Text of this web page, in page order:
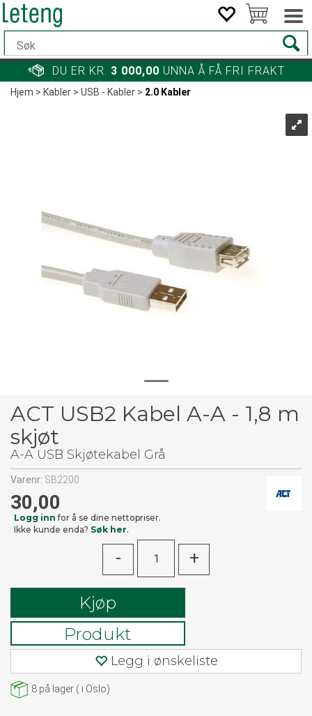
DU ER KR. 3 000,00 UNNA Å FÅ FRI FRAKT
Hjem>Kabler>USB - Kabler>2.0 Kabler
ACT USB2 Kabel A-A - 1,8 m
skjøt
A-A USB Skjøtekabel Grå
Varenr: SB2200
30,00
Logg inn for å se dine nettopriser.
Ikke kunde enda? Søk her.
- +
Kjøp
Produkt
Legg i ønskeliste
8 på lager ( i Oslo)